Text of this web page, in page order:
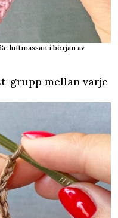
luftmassan i början av
grupp mellan varje